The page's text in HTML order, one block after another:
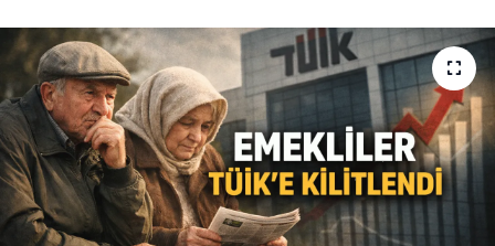
SPOR
TEKNOLOJİ
YAŞAM
YEREL YÖNETİMLER